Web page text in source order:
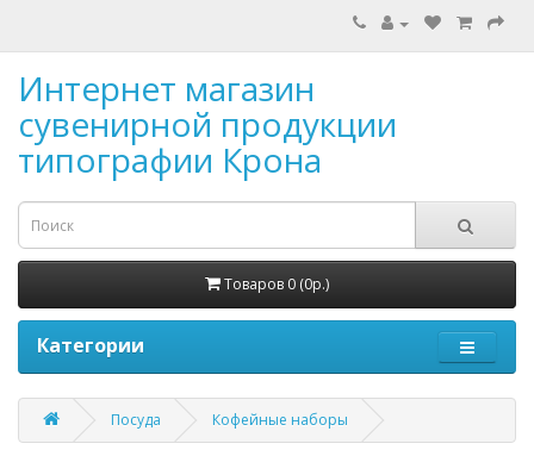
Интернет магазин
сувенирной продукции
типографии Крона
Товаров 0 (0р.)
Категории
Посуда Кофейные наборы